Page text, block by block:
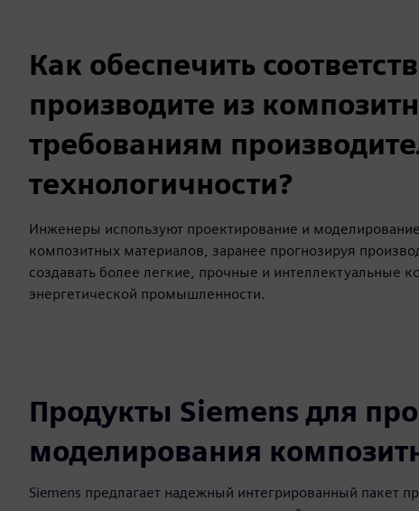
Как обеспечить
производите из
требованиям
технологичности?
Инженеры используют проектирование и
композитных материалов, заранее прогнозируя
создавать более легкие, прочные и интеллектуальные
энергетической промышленности.
Продукты Siemens для
моделирования
Siemens предлагает надежный интегрированный пакет